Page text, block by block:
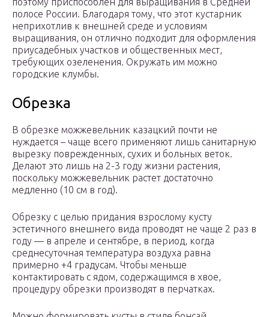
полосе России. Благодаря тому, что этот кустарник
неприхотлив к внешней среде и условиям
выращивания, он отлично подходит для оформления
приусадебных участков и общественных мест,
требующих озеленения. Окружать им можно
городские клумбы.
Обрезка
В обрезке можжевельник казацкий почти не
нуждается – чаще всего применяют лишь санитарную
вырезку поврежденных, сухих и больных веток.
Делают это лишь на 2-3 году жизни растения,
поскольку можжевельник растет достаточно
медленно (10 см в год).
Обрезку с целью придания взрослому кусту
эстетичного внешнего вида проводят не чаще 2 раз в
году — в апреле и сентябре, в период, когда
среднесуточная температура воздуха равна
примерно +4 градусам. Чтобы меньше
контактировать с ядом, содержащимся в хвое,
процедуру обрезки производят в перчатках.